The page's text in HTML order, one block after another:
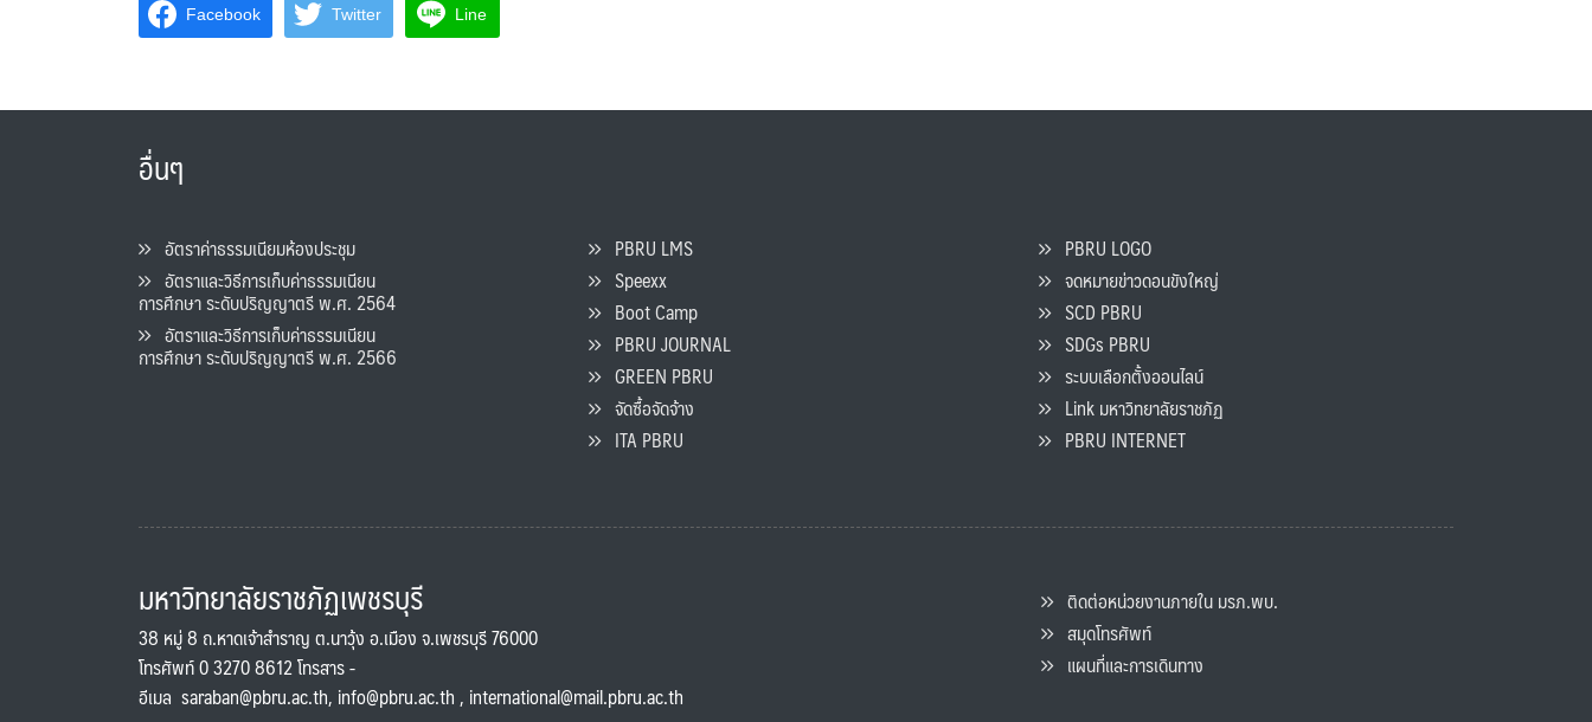
Facebook Twitter Line
อื่นๆ
อัตราค่าธรรมเนียมห้องประชุม
อัตราและวิธีการเก็บค่าธรรมเนียน
การศึกษา ระดับปริญญาตรี พ.ศ. 2564
อัตราและวิธีการเก็บค่าธรรมเนียน
การศึกษา ระดับปริญญาตรี พ.ศ. 2566
PBRU LMS
Speexx
Boot Camp
PBRU JOURNAL
GREEN PBRU
จัดซื้อจัดจ้าง
ITA PBRU
PBRU LOGO
จดหมายข่าวดอนขังใหญ่
SCD PBRU
SDGs PBRU
ระบบเลือกตั้งออนไลน์
Link มหาวิทยาลัยราชภัฏ
PBRU INTERNET
มหาวิทยาลัยราชภัฏเพชรบุรี
38 หมู่ 8 ถ.หาดเจ้าสำราญ ต.นาวุ้ง อ.เมือง จ.เพชรบุรี 76000
โทรศัพท์ 0 3270 8612 โทรสาร -
อีเมล saraban@pbru.ac.th, info@pbru.ac.th, international@mail.pbru.ac.th
ติดต่อหน่วยงานภายใน มรภ.พบ.
สมุดโทรศัพท์
แผนที่และการเดินทาง